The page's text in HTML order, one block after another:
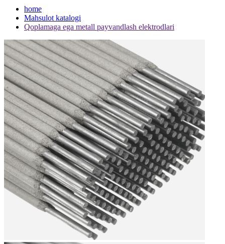
home
Mahsulot katalogi
Qoplamaga ega metall payvandlash elektrodlari